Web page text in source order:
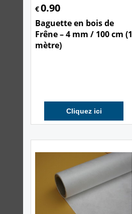
€0.90
Baguette en bois de
Frêne – 4 mm / 100 cm (1
mètre)
Cliquez ici